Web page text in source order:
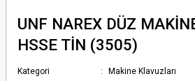
UNF NAREX DÜZ
HSSE TİN (3505)
Kategori
Makine Klavuzları